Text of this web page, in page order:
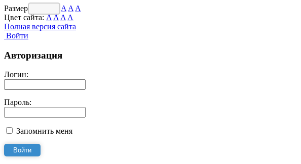
Размер шрифта: A A A
Цвет сайта:AA A A
Полная версия сайта
Войти
Авторизация
Логин:
Пароль:
Запомнить меня